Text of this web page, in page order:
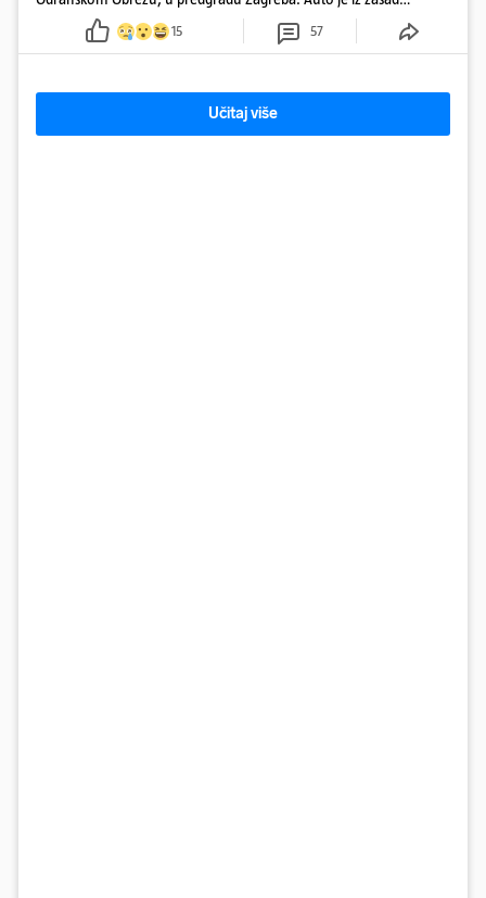
neutvrđenih razloga sletio s kolnika, a od siline udara vozilo se
prepolovilo.
15 57
Učitaj više